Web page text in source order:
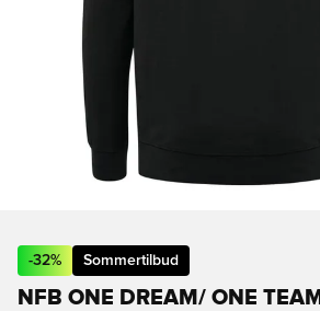
-32% Sommertilbud
NFB ONE DREAM/ ONE TEAM